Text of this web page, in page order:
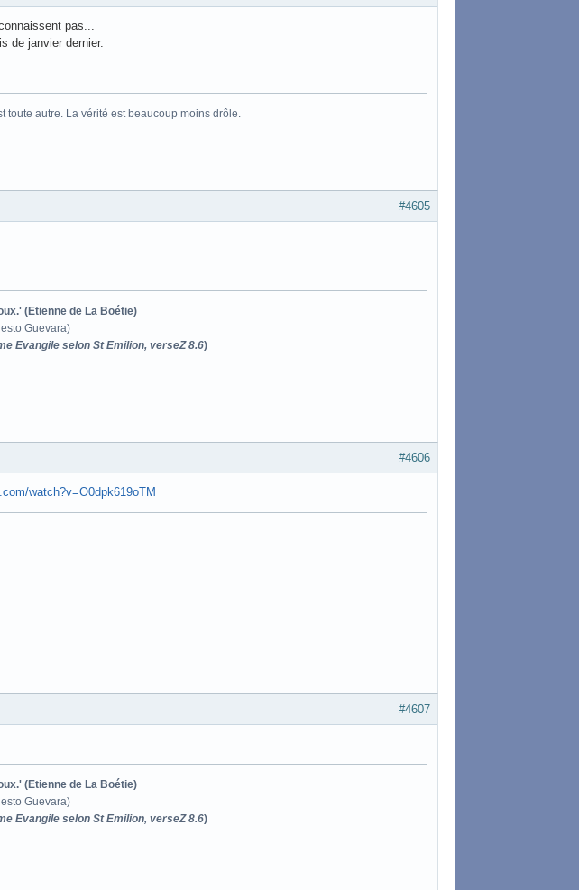
pas...
de janvier dernier.
autre. La vérité est beaucoup moins drôle.
#4605
(Etienne de La Boétie)
Guevara)
Evangile selon St Emilion, verseZ 8.6)
#4606
watch?v=O0dpk619oTM
#4607
(Etienne de La Boétie)
Guevara)
Evangile selon St Emilion, verseZ 8.6)